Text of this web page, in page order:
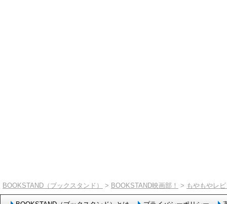
BOOKSTAND（ブックスタンド） > BOOKSTAND映画部！ > もやもやレ